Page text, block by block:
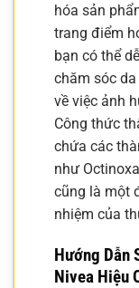
hóa sản
trang điểm
bạn có thể
chăm sóc
về việc ảnh
Công thức
chứa các
như
cũng là một
nhiệm của
Hướng Dẫn
Nivea Hiệu